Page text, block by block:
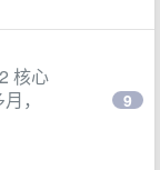
核心
，
9